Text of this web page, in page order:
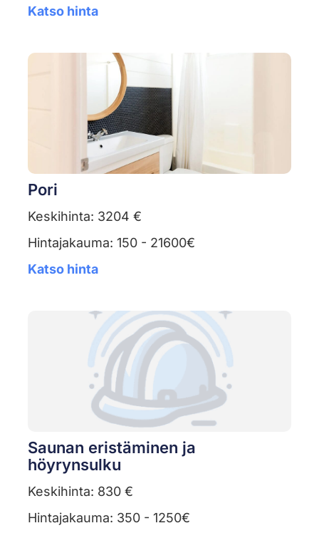
Katso hinta
Pori
Keskihinta: 3204 €
Hintajakauma: 150 - 21600€
Katso hinta
Saunan eristäminen ja
höyrynsulku
Keskihinta: 830 €
Hintajakauma: 350 - 1250€